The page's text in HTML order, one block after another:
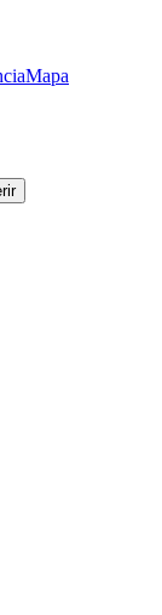
Mapa